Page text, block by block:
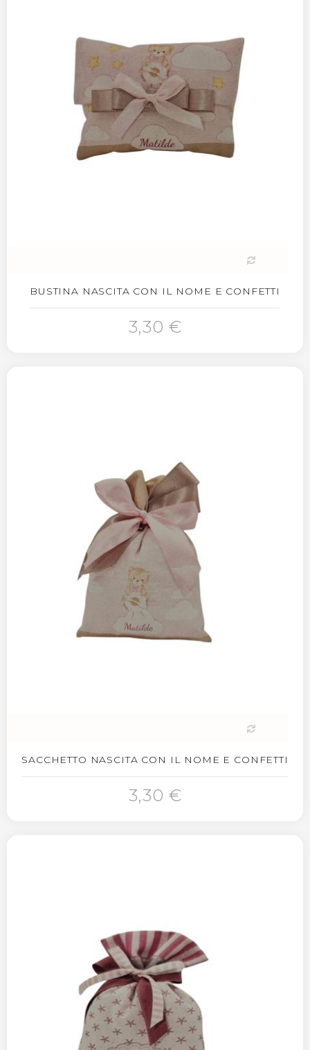
BUSTINA NASCITA CON IL NOME E CONFETTI
3,30 €
SACCHETTO NASCITA CON IL NOME E CONFETTI
3,30 €